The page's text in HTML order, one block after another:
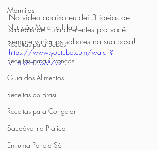
Marmitas
Nutrição Materno Infantil
Receitas para Bebês
Receitas para Crianças
Guia dos Alimentos
Receitas do Brasil
Receitas para Congelar
Saudável na Prática
Em uma Panela Só
No vídeo abaixo eu dei 3 ideias de
saladas de fruta diferentes pra você
sempre variar os sabores na sua casa!
https://www.youtube.com/watch?
v=miv8n2XvM7Q